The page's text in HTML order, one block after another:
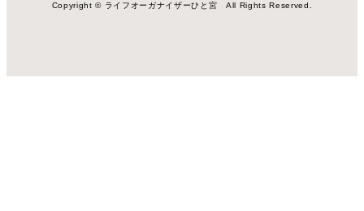
Copyright © ライフオーガナイザーひと宮 All Rights Reserved.